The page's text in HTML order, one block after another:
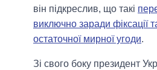
він підкреслив, що такі
виключно заради фіксації
остаточної мирної угоди.
Зі свого боку президент